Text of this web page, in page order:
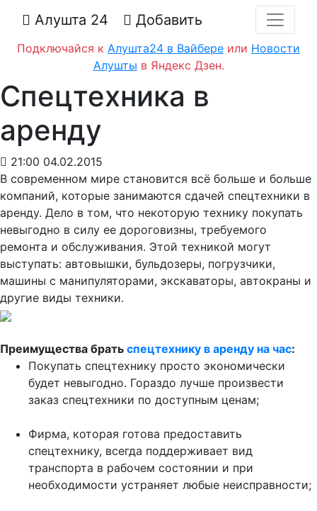
Алушта 24 Добавить
Подключайся к Алушта24 в Вайбере или Новости
Алушты в Яндекс Дзен.
Спецтехника в
аренду
21:00 04.02.2015
В современном мире становится всё больше и больше
компаний, которые занимаются сдачей спецтехники в
аренду. Дело в том, что некоторую технику покупать
невыгодно в силу ее дороговизны, требуемого
ремонта и обслуживания. Этой техникой могут
выступать: автовышки, бульдозеры, погрузчики,
машины с манипуляторами, экскаваторы, автокраны и
другие виды техники.
Преимущества брать спецтехнику в аренду на час:
Покупать спецтехнику просто экономически
будет невыгодно. Гораздо лучше произвести
заказ спецтехники по доступным ценам;
Фирма, которая готова предоставить
спецтехнику, всегда поддерживает вид
транспорта в рабочем состоянии и при
необходимости устраняет любые неисправности;